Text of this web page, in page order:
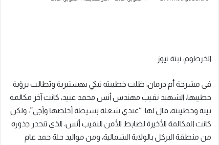
الخرطوم: نبتة نيوز
فى مشرحة أم درمان، ظلت خطيبته تبكي بهستيرية وتطالب برؤية
خطيبها، الشهيد نقيب مهندس أنس محمد عبيد، كانت آخر مكالمة
بينه وخطيبته، قال لها: “عندي شغلة بسيطة أخلصها وأجي”، ولكن
كانت المكالمة الأخيرة لضابط الأمن النقيب أنس، الذي تنحدر جذوره
من منطقة البركل بالولاية الشمالية، ومن مواليد حلة حمد عام